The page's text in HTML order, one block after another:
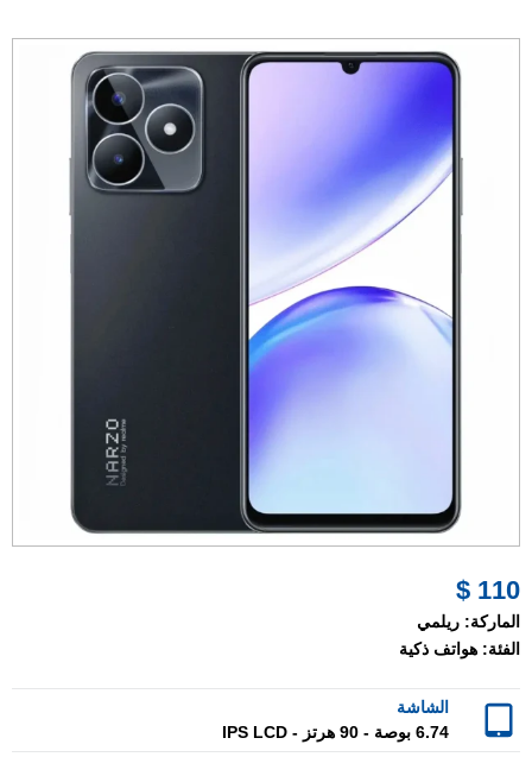
110 $
الماركة: ريلمي
الفئة: هواتف ذكية
الشاشة
6.74 بوصة - 90 هرتز - IPS LCD